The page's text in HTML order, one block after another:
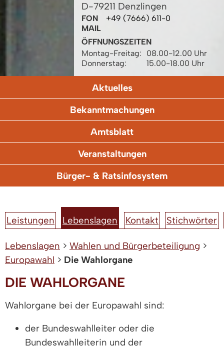
D-79211 Denzlingen
FON
+49 (7666) 611-0
MAIL
ÖFFNUNGSZEITEN
Montag-Freitag:
08.00-12.00 Uhr
Donnerstag:
15.00-18.00 Uhr
Aktuelles
Bekanntmachungen
Amtsblatt
Veranstaltungen
Bürger- & Ratsinfosystem
Leistungen Lebenslagen Kontakt Stichwörter
Lebenslagen > Wahlen und Bürgerbeteiligung >
Europawahl > Die Wahlorgane
DIE WAHLORGANE
Wahlorgane bei der Europawahl sind:
der Bundeswahlleiter oder die
Bundeswahlleiterin und der